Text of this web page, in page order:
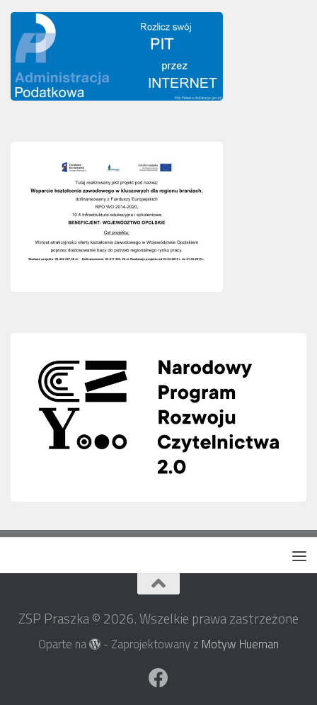
ZSP Praszka © 2026. Wszelkie prawa zastrzeżone
Oparte na - Zaprojektowany z Motyw Hueman